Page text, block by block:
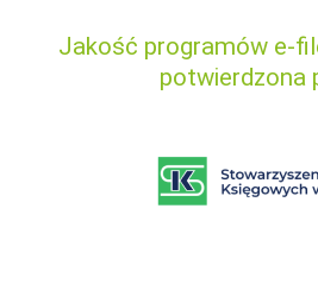
Jakość programów e-
potwierdzona